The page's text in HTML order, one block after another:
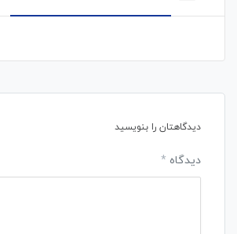
دیدگاهتان را بنویسید
دیدگاه *